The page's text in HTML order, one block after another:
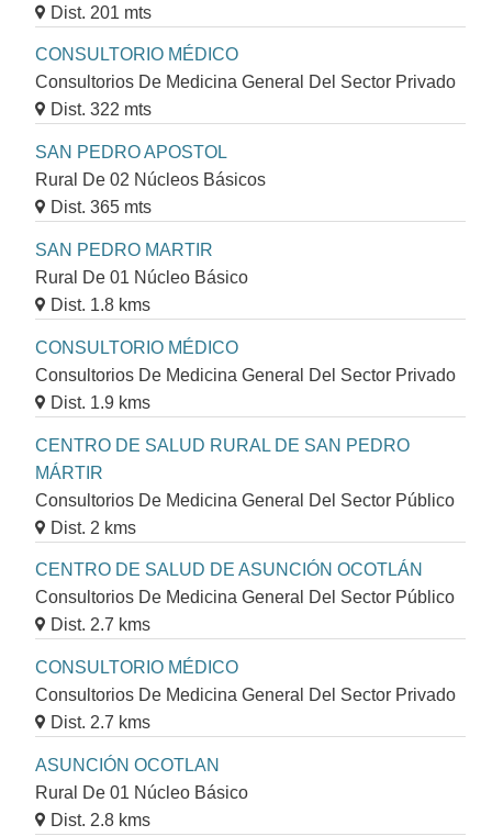
Dist. 201 mts
CONSULTORIO MÉDICO
Consultorios De Medicina General Del Sector Privado
Dist. 322 mts
SAN PEDRO APOSTOL
Rural De 02 Núcleos Básicos
Dist. 365 mts
SAN PEDRO MARTIR
Rural De 01 Núcleo Básico
Dist. 1.8 kms
CONSULTORIO MÉDICO
Consultorios De Medicina General Del Sector Privado
Dist. 1.9 kms
CENTRO DE SALUD RURAL DE SAN PEDRO
MÁRTIR
Consultorios De Medicina General Del Sector Público
Dist. 2 kms
CENTRO DE SALUD DE ASUNCIÓN OCOTLÁN
Consultorios De Medicina General Del Sector Público
Dist. 2.7 kms
CONSULTORIO MÉDICO
Consultorios De Medicina General Del Sector Privado
Dist. 2.7 kms
ASUNCIÓN OCOTLAN
Rural De 01 Núcleo Básico
Dist. 2.8 kms